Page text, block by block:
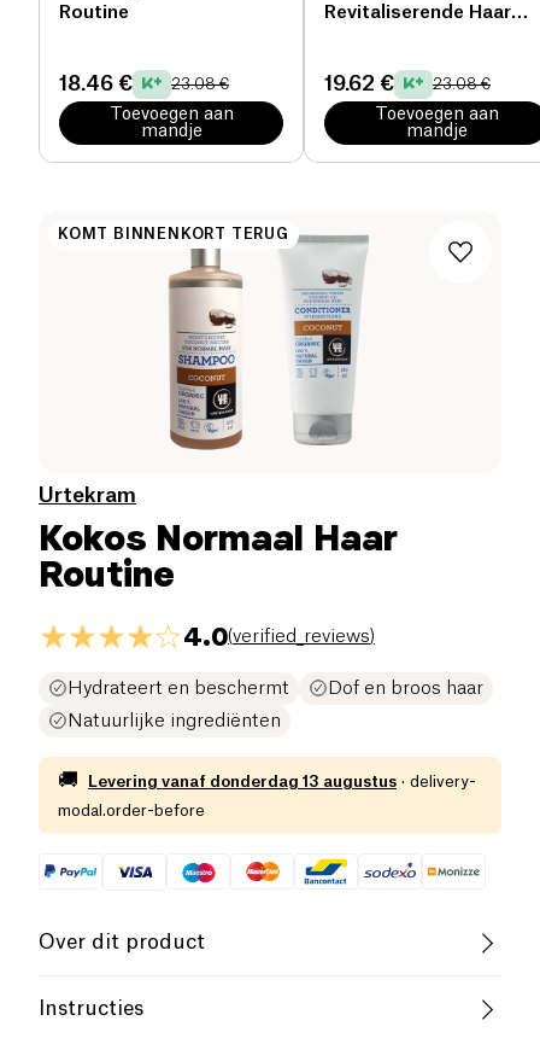
Routine
18.46 € 23.08 €
Toevoegen aan
mandje
Revitaliserende Haar
19.62 € 23.08 €
Toevoegen aan
mandje
KOMT BINNENKORT TERUG
Urtekram
Kokos Normaal Haar
Routine
4.0(verified_reviews)
Hydrateert en beschermt
Dof en broos haar
Natuurlijke ingrediënten
🚚 Levering vanaf donderdag 13 augustus · delivery-
modal.order-before
Over dit product
500ml en een conditioner. Met dit pakket geniet u
Instructies